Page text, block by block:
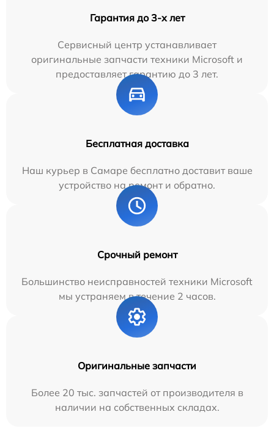
Гарантия до 3-х лет
Сервисный центр устанавливает
оригинальные запчасти техники Microsoft и
предоставляет гарантию до 3 лет.
Бесплатная доставка
Наш курьер в Самаре бесплатно доставит ваше
устройство на ремонт и обратно.
Срочный ремонт
Большинство неисправностей техники Microsoft
мы устраняем в течение 2 часов.
Оригинальные запчасти
Более 20 тыс. запчастей от производителя в
наличии на собственных складах.